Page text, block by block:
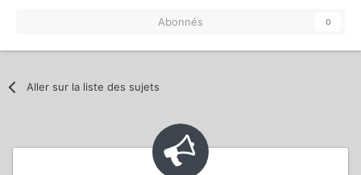
Abonnés 0
Aller sur la liste des sujets